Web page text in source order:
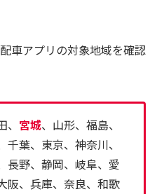
車アプリの対象地域を確認
宮城、山形、福島、
葉、東京、神奈川、
長野、静岡、岐阜、愛
阪、兵庫、奈良、和歌